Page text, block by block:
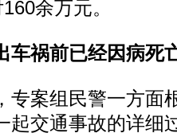
余万元。
车祸前已经因病死
案组民警一方面
起交通事故的详细